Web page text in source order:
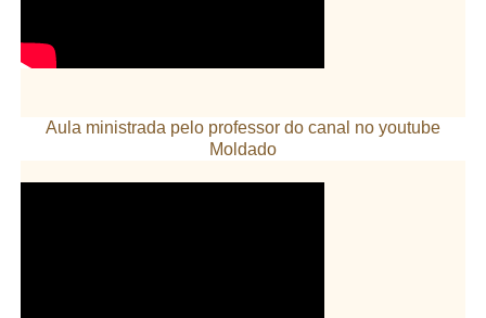
Aula ministrada pelo professor do canal no youtube
Moldado